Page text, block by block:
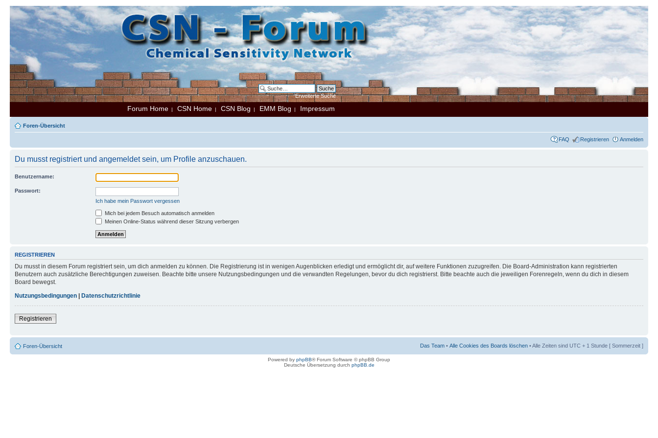
Erweiterte Suche
Forum Home | CSN Home | CSN Blog | EMM Blog | Impressum
Foren-Übersicht
FAQ Registrieren Anmelden
Du musst registriert und angemeldet sein, um Profile anzuschauen.
Benutzername:
Passwort:
Ich habe mein Passwort vergessen
Mich bei jedem Besuch automatisch anmelden
Meinen Online-Status während dieser Sitzung verbergen
REGISTRIEREN
Du musst in diesem Forum registriert sein, um dich anmelden zu können. Die Registrierung ist in wenigen Augenblicken erledigt und ermöglicht dir, auf weitere Funktionen zuzugreifen. Die Board-Administration kann registrierten
Benutzern auch zusätzliche Berechtigungen zuweisen. Beachte bitte unsere Nutzungsbedingungen und die verwandten Regelungen, bevor du dich registrierst. Bitte beachte auch die jeweiligen Forenregeln, wenn du dich in diesem
Board bewegst.
Nutzungsbedingungen | Datenschutzrichtlinie
Registrieren
Foren-Übersicht Das Team • Alle Cookies des Boards löschen • Alle Zeiten sind UTC + 1 Stunde [ Sommerzeit ]
Powered by phpBB® Forum Software © phpBB Group
Deutsche Übersetzung durch phpBB.de